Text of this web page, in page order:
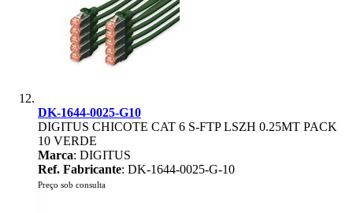
DK-1644-0025-G10
DIGITUS CHICOTE CAT 6 S-FTP LSZH 0.25MT PACK
10 VERDE
Marca: DIGITUS
Ref. Fabricante: DK-1644-0025-G-10
Preço sob consulta